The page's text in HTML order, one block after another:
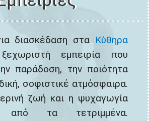
διασκέδαση στα Κύθηρα
εμπειρία που
παράδοση, την ποιότητα
σοφιστικέ ατμόσφαιρα.
ζωή και η ψυχαγωγία
από τα τετριμμένα.